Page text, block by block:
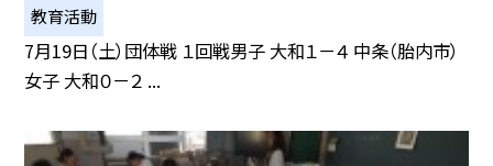
教育活動
7月19日（土）団体戦 １回戦男子 大和１－４ 中条（胎内市）
女子 大和０－２ ...